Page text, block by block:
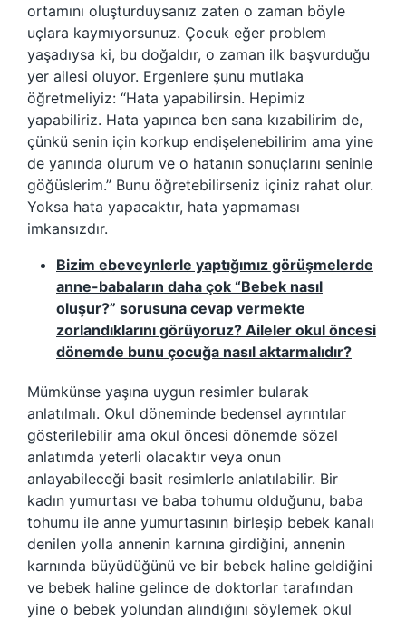
ortamını oluşturduysanız zaten o zaman böyle
uçlara kaymıyorsunuz. Çocuk eğer problem
yaşadıysa ki, bu doğaldır, o zaman ilk başvurduğu
yer ailesi oluyor. Ergenlere şunu mutlaka
öğretmeliyiz: “Hata yapabilirsin. Hepimiz
yapabiliriz. Hata yapınca ben sana kızabilirim de,
çünkü senin için korkup endişelenebilirim ama yine
de yanında olurum ve o hatanın sonuçlarını seninle
göğüslerim.” Bunu öğretebilirseniz içiniz rahat olur.
Yoksa hata yapacaktır, hata yapmaması
imkansızdır.
Bizim ebeveynlerle yaptığımız görüşmelerde
anne-babaların daha çok “Bebek nasıl
oluşur?” sorusuna cevap vermekte
zorlandıklarını görüyoruz? Aileler okul öncesi
dönemde bunu çocuğa nasıl aktarmalıdır?
Mümkünse yaşına uygun resimler bularak
anlatılmalı. Okul döneminde bedensel ayrıntılar
gösterilebilir ama okul öncesi dönemde sözel
anlatımda yeterli olacaktır veya onun
anlayabileceği basit resimlerle anlatılabilir. Bir
kadın yumurtası ve baba tohumu olduğunu, baba
tohumu ile anne yumurtasının birleşip bebek kanalı
denilen yolla annenin karnına girdiğini, annenin
karnında büyüdüğünü ve bir bebek haline geldiğini
ve bebek haline gelince de doktorlar tarafından
yine o bebek yolundan alındığını söylemek okul